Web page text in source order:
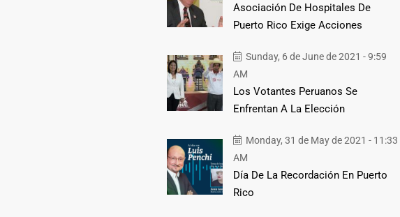
Asociación De Hospitales De
Puerto Rico Exige Acciones
Sunday, 6 de June de 2021 - 9:59
AM
Los Votantes Peruanos Se
Enfrentan A La Elección
Monday, 31 de May de 2021 - 11:33
AM
Día De La Recordación En Puerto
Rico